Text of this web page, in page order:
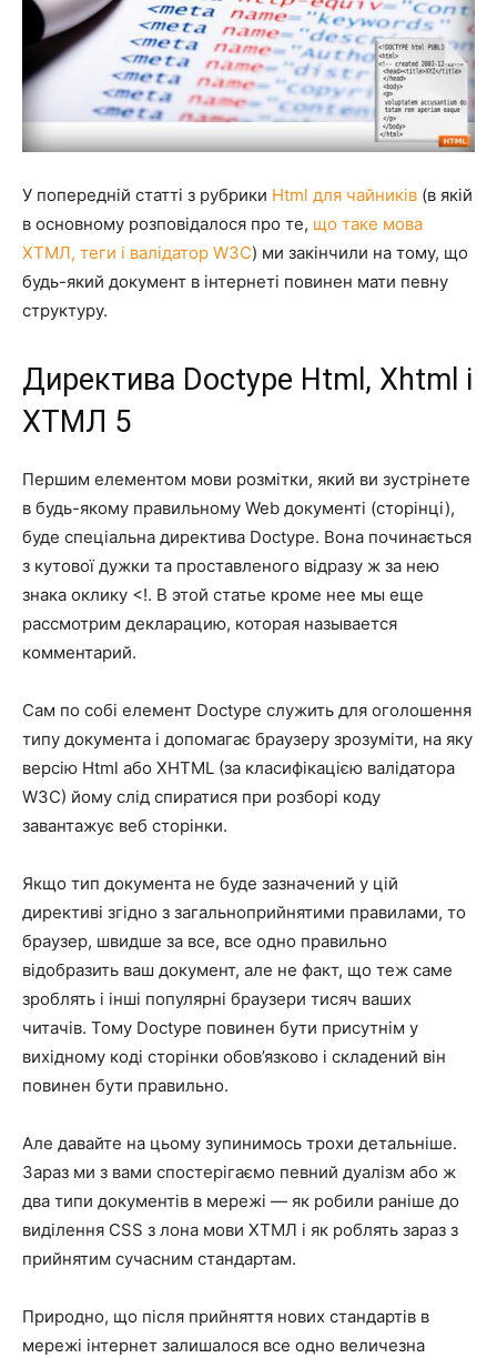
У попередній статті з рубрики Html для чайників (в якій
в основному розповідалося про те, що таке мова
ХТМЛ, теги і валідатор W3C) ми закінчили на тому, що
будь-який документ в інтернеті повинен мати певну
структуру.
Директива Doctype Html, Xhtml і
ХТМЛ 5
Першим елементом мови розмітки, який ви зустрінете
в будь-якому правильному Web документі (сторінці),
буде спеціальна директива Doctype. Вона починається
з кутової дужки та проставленого відразу ж за нею
знака оклику <!. В этой статье кроме нее мы еще
рассмотрим декларацию, которая называется
комментарий.
Сам по собі елемент Doctype служить для оголошення
типу документа і допомагає браузеру зрозуміти, на яку
версію Html або XHTML (за класифікацією валідатора
W3C) йому слід спиратися при розборі коду
завантажує веб сторінки.
Якщо тип документа не буде зазначений у цій
директиві згідно з загальноприйнятими правилами, то
браузер, швидше за все, все одно правильно
відобразить ваш документ, але не факт, що теж саме
зроблять і інші популярні браузери тисяч ваших
читачів. Тому Doctype повинен бути присутнім у
вихідному коді сторінки обов’язково і складений він
повинен бути правильно.
Але давайте на цьому зупинимось трохи детальніше.
Зараз ми з вами спостерігаємо певний дуалізм або ж
два типи документів в мережі — як робили раніше до
виділення CSS з лона мови ХТМЛ і як роблять зараз з
прийнятим сучасним стандартам.
Природно, що після прийняття нових стандартів в
мережі інтернет залишалося все одно величезна